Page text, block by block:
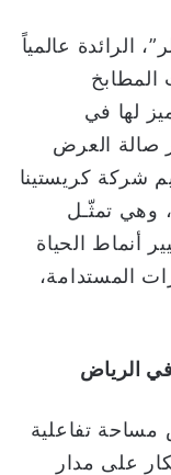
الرائدة عالمياً
المطابخ
لها في
صالة العرض
شركة كريستينا
وهي تمثّـل
أنماط الحياة
المستدامة،
الرياض
مساحة تفاعلية
على مدار